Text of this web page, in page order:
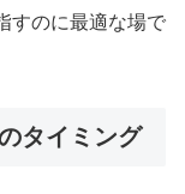
すのに最適な場で
タイミング